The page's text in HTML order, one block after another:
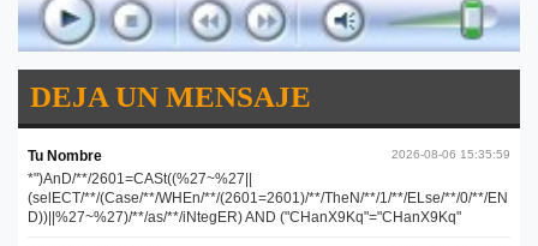
DEJA UN MENSAJE